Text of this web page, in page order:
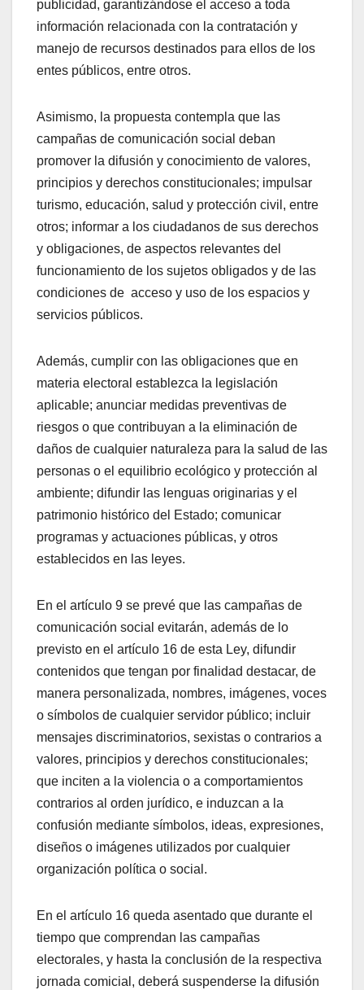
publicidad, garantizándose el acceso a toda
información relacionada con la contratación y
manejo de recursos destinados para ellos de los
entes públicos, entre otros.
Asimismo, la propuesta contempla que las
campañas de comunicación social deban
promover la difusión y conocimiento de valores,
principios y derechos constitucionales; impulsar
turismo, educación, salud y protección civil, entre
otros; informar a los ciudadanos de sus derechos
y obligaciones, de aspectos relevantes del
funcionamiento de los sujetos obligados y de las
condiciones de acceso y uso de los espacios y
servicios públicos.
Además, cumplir con las obligaciones que en
materia electoral establezca la legislación
aplicable; anunciar medidas preventivas de
riesgos o que contribuyan a la eliminación de
daños de cualquier naturaleza para la salud de las
personas o el equilibrio ecológico y protección al
ambiente; difundir las lenguas originarias y el
patrimonio histórico del Estado; comunicar
programas y actuaciones públicas, y otros
establecidos en las leyes.
En el artículo 9 se prevé que las campañas de
comunicación social evitarán, además de lo
previsto en el artículo 16 de esta Ley, difundir
contenidos que tengan por finalidad destacar, de
manera personalizada, nombres, imágenes, voces
o símbolos de cualquier servidor público; incluir
mensajes discriminatorios, sexistas o contrarios a
valores, principios y derechos constitucionales;
que inciten a la violencia o a comportamientos
contrarios al orden jurídico, e induzcan a la
confusión mediante símbolos, ideas, expresiones,
diseños o imágenes utilizados por cualquier
organización política o social.
En el artículo 16 queda asentado que durante el
tiempo que comprendan las campañas
electorales, y hasta la conclusión de la respectiva
jornada comicial, deberá suspenderse la difusión